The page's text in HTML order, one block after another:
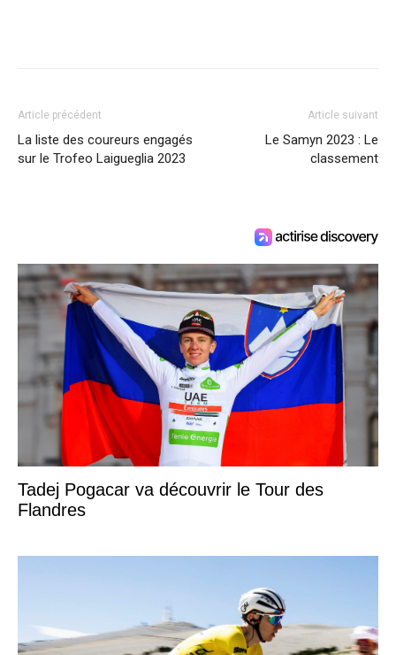
Article précédent
La liste des coureurs engagés
sur le Trofeo Laigueglia 2023
Article suivant
Le Samyn 2023 : Le
classement
Tadej Pogacar va découvrir le Tour des
Flandres